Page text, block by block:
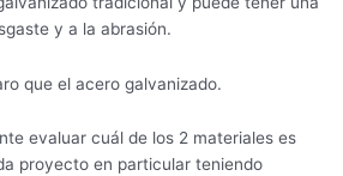
y a la abrasión.
que el acero galvanizado.
evaluar cuál de los 2 materiales es
proyecto en particular teniendo